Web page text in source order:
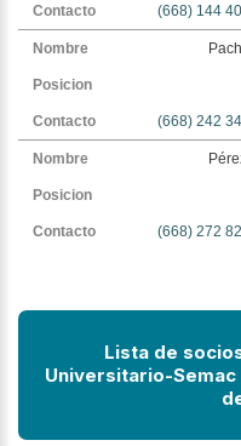
(668) 144
(668) 242
(668) 272
Lista de
Universitario-Semac